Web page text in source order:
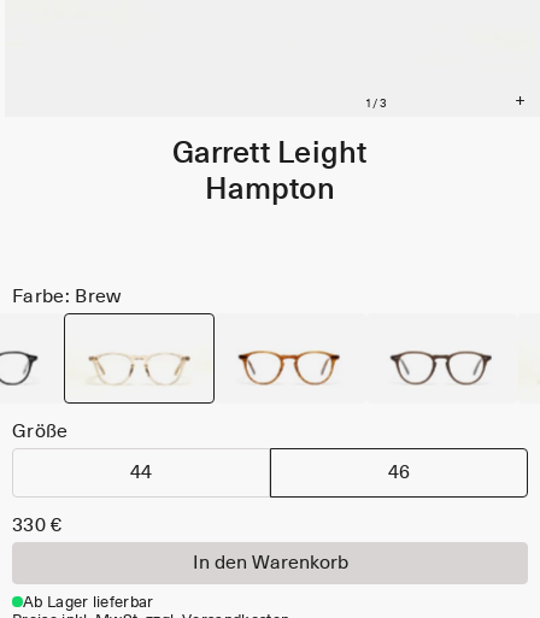
Garrett Leight
Hampton
Farbe: Brew
Größe
44 46
330 €
In den Warenkorb
Ab Lager lieferbar